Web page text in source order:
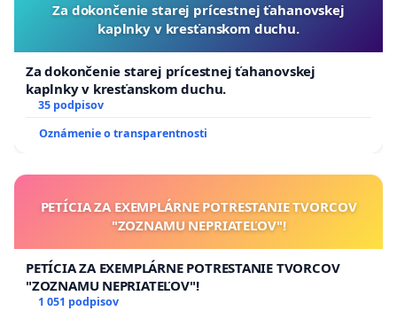
Za dokončenie starej prícestnej ťahanovskej
kaplnky v kresťanskom duchu.
Za dokončenie starej prícestnej ťahanovskej
kaplnky v kresťanskom duchu.
35 podpisov
Oznámenie o transparentnosti
PETÍCIA ZA EXEMPLÁRNE POTRESTANIE TVORCOV
"ZOZNAMU NEPRIATEĽOV"!
PETÍCIA ZA EXEMPLÁRNE POTRESTANIE TVORCOV
"ZOZNAMU NEPRIATEĽOV"!
1 051 podpisov